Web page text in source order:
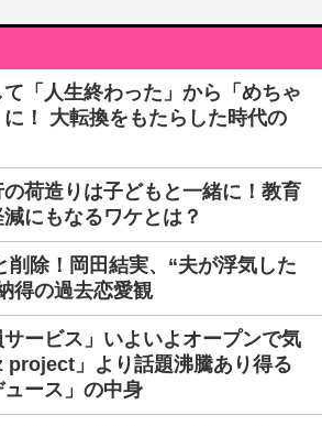
「人生終わった」から「めちゃ
！ 大転換をもたらした時代の
荷造りは子どもと一緒に！教育
にもなるワケとは？
削除！岡田結実、“夫が浮気した
得の過去恋愛観
ービス」いよいよオープンで気
project」より話題沸騰あり得る
ュース」の中身